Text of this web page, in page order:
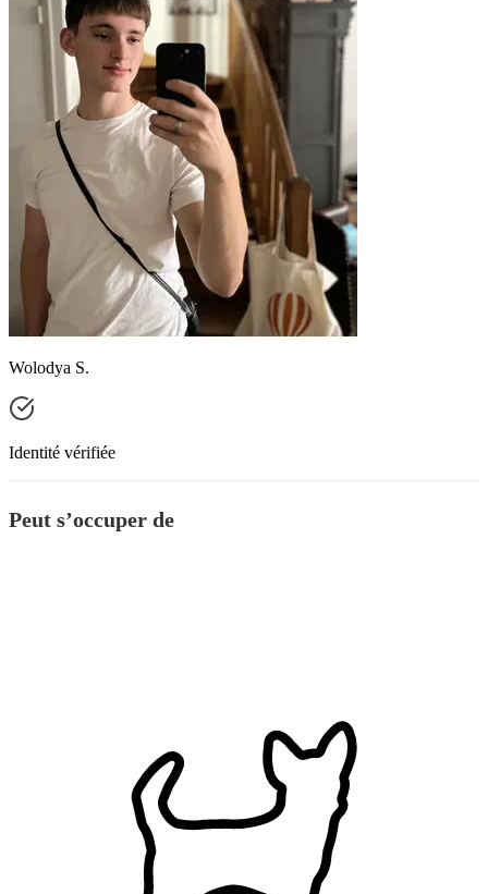
Wolodya S.
Identité vérifiée
Peut s’occuper de